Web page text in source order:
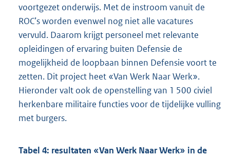
voortgezet onderwijs. Met de instroom vanuit de
ROC’s worden evenwel nog niet alle vacatures
vervuld. Daarom krijgt personeel met relevante
opleidingen of ervaring buiten Defensie de
mogelijkheid de loopbaan binnen Defensie voort te
zetten. Dit project heet «Van Werk Naar Werk».
Hieronder valt ook de openstelling van 1 500 civiel
herkenbare militaire functies voor de tijdelijke vulling
met burgers.
Tabel 4: resultaten «Van Werk Naar Werk» in de